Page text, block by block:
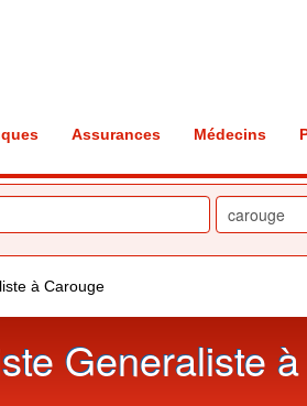
Assurances Médecins
à Carouge
Generaliste à